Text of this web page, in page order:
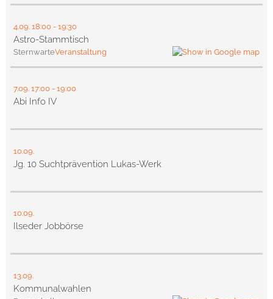
4.09. 18:00 - 19:30
Astro-Stammtisch
SternwarteVeranstaltung
7.09. 17:00 - 19:00
Abi Info IV
10.09.
Jg. 10 Suchtprävention Lukas-Werk
10.09.
Ilseder Jobbörse
13.09.
Kommunalwahlen